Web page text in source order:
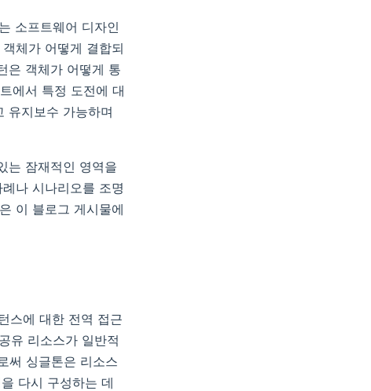
소프트웨어 디자인
체가 어떻게 결합되
은 객체가 어떻게 통
에서 특정 도전에 대
유지보수 가능하며
는 잠재적인 영역을
나 시나리오를 조명
이 블로그 게시물에
스에 대한 전역 접근
유 리소스가 일반적
써 싱글톤은 리소스
다시 구성하는 데